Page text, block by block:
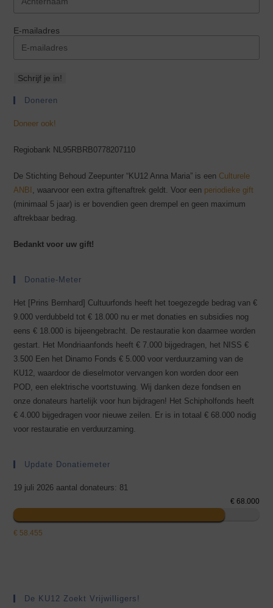
E-mailadres
Schrijf je in!
Doneren
Doneer ook!
Regiobank NL95RBRB0778207110
De Stichting Behoud Zeepunter “KU12 Anna Maria” is een Culturele
ANBI , waarvoor een extra giftenaftrek geldt. Voor een periodieke gift
(minimaal 5 jaar) is er bovendien geen drempel en geen maximum
aftrekbaar bedrag.
Bedankt voor uw gift!
Donatie-Meter
Het [Prins Bernhard] Cultuurfonds heeft het toegezegde bedrag van €
9.000 verdubbeld tot € 18.000 nu er met donaties en subsidies nog
eens € 18.000 is bijeengebracht. De restauratie kon daarmee worden
gestart. Het Mondriaanfonds heeft € 7.000 bijgedragen, het NISS €
3.500 Een het Dinamo Fonds € 5.000 voor verduurzaming van de
KU12, waardoor de dieselmotor vervangen kon worden door een
POD, een elektrische voortstuwing. Wij danken deze fondsen en
onze donateurs hartelijk voor hun bijdragen! Het Schipholfonds heeft
€ 4.000 bijgedragen voor nieuwe zeilen. Er is in totaal € 68.000 nodig
voor restauratie en verduurzaming.
Update Donatiemeter
19 juli 2026 aantal donateurs: 81
€ 68.000
€ 58.455
De KU12 Zoekt Vrijwilligers!